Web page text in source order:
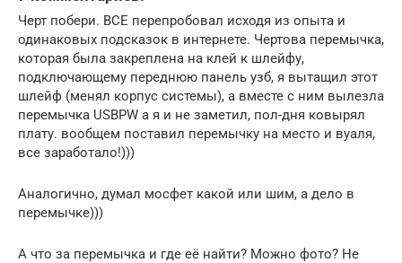
Черт побери. ВСЕ перепробовал исходя из опыта и
одинаковых подсказок в интернете. Чертова перемычка,
которая была закреплена на клей к шлейфу,
подключающему переднюю панель узб, я вытащил этот
шлейф (менял корпус системы), а вместе с ним вылезла
перемычка USBPW а я и не заметил, пол-дня ковырял
плату. вообщем поставил перемычку на место и вуаля,
все заработало!)))
Аналогично, думал мосфет какой или шим, а дело в
перемычке)))
А что за перемычка и где её найти? Можно фото? Не